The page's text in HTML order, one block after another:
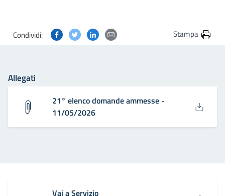
Condividi: Condividi questa pagina su Facebook
Condividi questa pagina su Twitter
Condividi questa pagina su Linkedin
Condividi questa pagina via
Stampa
Allegati
21° elenco domande ammesse -
11/05/2026
Vai a Servizio